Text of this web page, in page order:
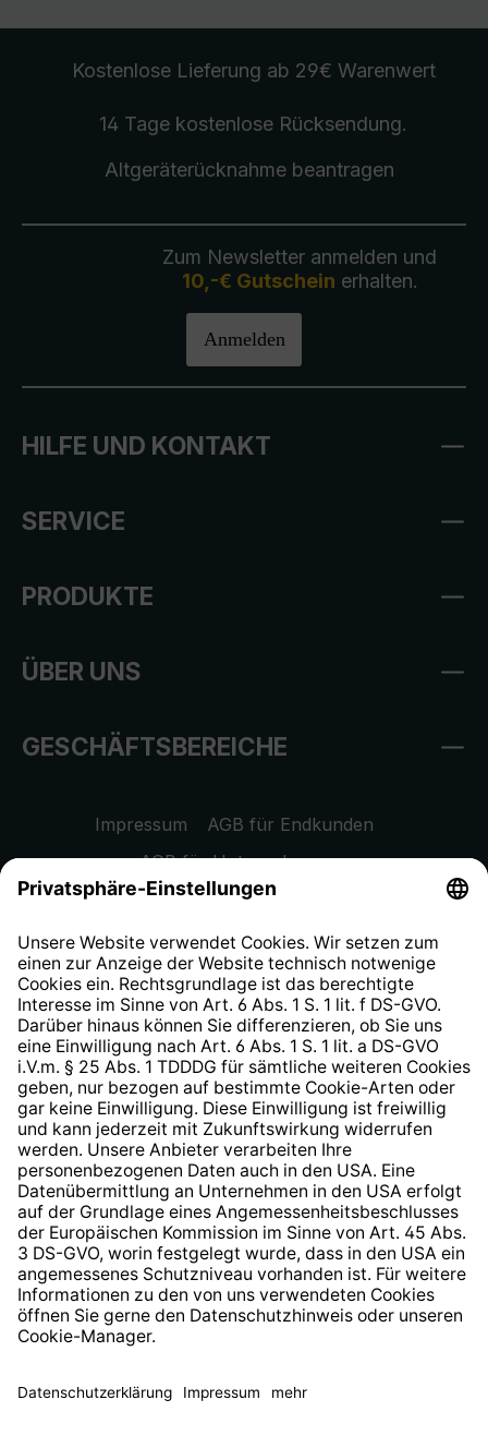
Kostenlose Lieferung ab 29€ Warenwert
14 Tage kostenlose Rücksendung.
Altgeräterücknahmebeantragen
Zum Newsletter anmelden und
10,-€ Gutschein erhalten.
Anmelden
HILFE UND KONTAKT
SERVICE
PRODUKTE
ÜBER UNS
GESCHÄFTSBEREICHE
Impressum
AGB für Endkunden
AGB für Unternehmen
Datenschutzhinweis
Widerrufsrecht
Hinweisgeberschutzsystem
Barrierefreiheit
* Alle Preise inkl. gesetzl. Mehrwertsteuer zzgl.
anders angegeben.